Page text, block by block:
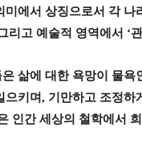
미에서 상징으로서 각 나
리고 예술적 영역에서 ‘
삶에 대한 욕망이 물욕
으키며, 기만하고 조정하
인간 세상의 철학에서